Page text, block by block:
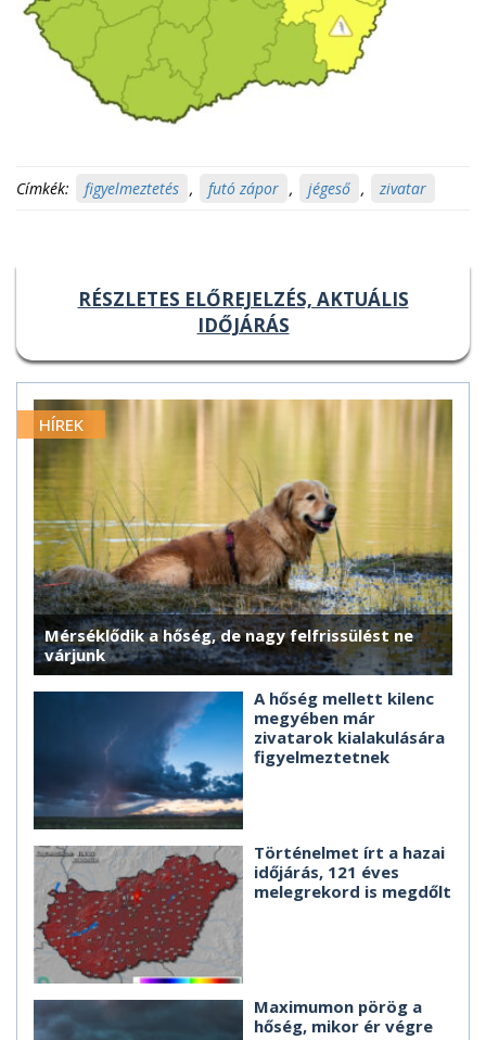
Címkék: figyelmeztetés , futó zápor , jégeső , zivatar
RÉSZLETES ELŐREJELZÉS, AKTUÁLIS
IDŐJÁRÁS
HÍREK
Mérséklődik a hőség, de nagy felfrissülést ne
várjunk
A hőség mellett kilenc
megyében már
zivatarok kialakulására
figyelmeztetnek
Történelmet írt a hazai
időjárás, 121 éves
melegrekord is megdőlt
Maximumon pörög a
hőség, mikor ér végre